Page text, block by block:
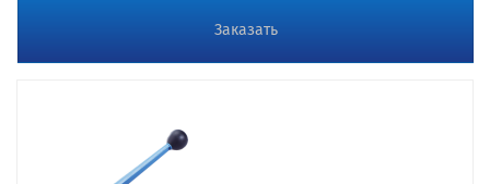
Заказать